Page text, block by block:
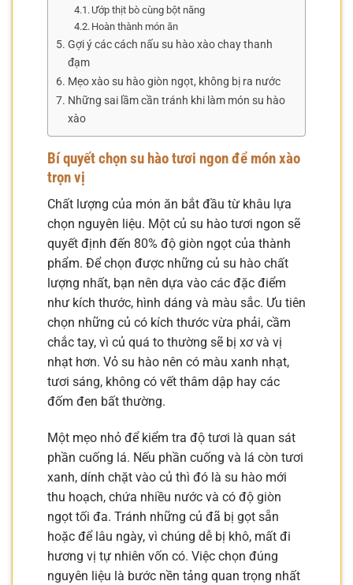
Ướp thịt bò cùng bột năng
Hoàn thành món ăn
Gợi ý các cách nấu su hào xào chay thanh
đạm
Mẹo xào su hào giòn ngọt, không bị ra nước
Những sai lầm cần tránh khi làm món su hào
xào
Bí quyết chọn su hào tươi ngon để món xào
trọn vị
Chất lượng của món ăn bắt đầu từ khâu lựa
chọn nguyên liệu. Một củ su hào tươi ngon sẽ
quyết định đến 80% độ giòn ngọt của thành
phẩm. Để chọn được những củ su hào chất
lượng nhất, bạn nên dựa vào các đặc điểm
như kích thước, hình dáng và màu sắc. Ưu tiên
chọn những củ có kích thước vừa phải, cầm
chắc tay, vì củ quá to thường sẽ bị xơ và vị
nhạt hơn. Vỏ su hào nên có màu xanh nhạt,
tươi sáng, không có vết thâm dập hay các
đốm đen bất thường.
Một mẹo nhỏ để kiểm tra độ tươi là quan sát
phần cuống lá. Nếu phần cuống và lá còn tươi
xanh, dính chặt vào củ thì đó là su hào mới
thu hoạch, chứa nhiều nước và có độ giòn
ngọt tối đa. Tránh những củ đã bị gọt sẵn
hoặc để lâu ngày, vì chúng dễ bị khô, mất đi
hương vị tự nhiên vốn có. Việc chọn đúng
nguyên liệu là bước nền tảng quan trọng nhất